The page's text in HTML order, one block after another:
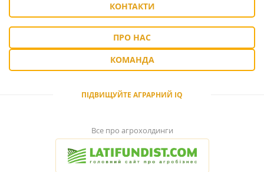
КОНТАКТИ
ПРО НАС
КОМАНДА
ПІДВИЩУЙТЕ АГРАРНИЙ IQ
Все про агрохолдинги